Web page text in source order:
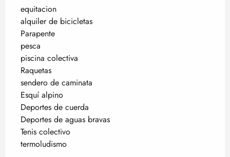
equitacion
alquiler de bicicletas
Parapente
pesca
piscina colectiva
Raquetas
sendero de caminata
Esquí alpino
Deportes de cuerda
Deportes de aguas bravas
Tenis colectivo
termoludismo